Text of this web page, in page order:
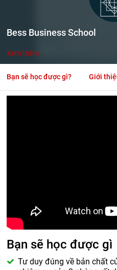
Bess Business School
Xem thêm
Bạn sẽ học được gì? Giới
Bạn sẽ học được gì
Tư duy đúng về bản chất